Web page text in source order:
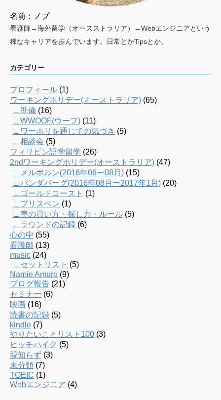
名前：ノブ
看護師→海外留学（オースストラリア）→Webエンジニアという
稀なキャリアを歩んでいます。日常とかTipsとか。
カテゴリー
プロフィール (1)
ワーキングホリデー(オーストラリア) (65)
∟準備 (16)
∟WWOOF(ウーフ) (11)
∟ワーホリを通じての気づき (5)
∟相談会 (5)
フィリピン語学留学 (26)
2ndワーキングホリデー(オーストラリア) (47)
∟メルボルン(2016年06ー08月) (15)
∟バンダバーグ(2016年08月ー2017年1月) (20)
∟ゴールドコースト (1)
∟ブリスベン (1)
∟車の買い方・探し方・ルール (5)
∟ラウンドの記録 (6)
心の中 (55)
看護師 (13)
music (24)
∟セットリスト (5)
Namie Amuro (9)
ブログ報告 (21)
セミナー (6)
映画 (16)
読書の記録 (5)
kindle (7)
やりたいことリスト100 (3)
ヒッチハイク (5)
親知らず (3)
未分類 (7)
TOEIC (1)
Webエンジニア (4)